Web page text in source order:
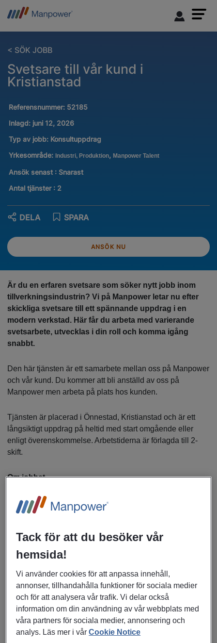
< SÖK JOBB
Svetsare till vår kund i
Kristianstad
Referensnummer: 52185
Inlagd: juni 12, 2026
Typ av jobb: Konsultuppdrag
Yrkesområde: Industri, Produktion, Manpower Talent
Ansök senast : Snarast
Antal tjänster : 2
ANSÖK NU
SPARA
DELA
Är du en erfaren svetsare som söker nytt jobb inom
tillverkningsindustrin? Vi på Manpower letar nu efter
skickliga svetsare till ett spännande uppdrag i en
modern verkstad. Här får du arbeta med varierande
svetsarbete, utvecklas i din roll och komma igång
snabbt.
Den här tjänsten är ett samarbete mellan oss på Manpower
och vår kund. Du kommer att bli anställd av oss på
Manpower men arbeta på plats hos kunden.
Tjänsten är placerad i Önnestad, Kristianstad och är ett
långsiktigt uppdrag på heltid med start omgående eller
enligt överenskommelse. Arbetstiderna är förlagda till 2-
skift.
Om jobbet
I rollen som svetsare blir du en viktig del av produktionen
hos vår kund inom tillverkningsindustrin. Du arbetar med
noggrannhet, kvalitet och teknisk förståelse står i fokus.
Här får du använda din kompetens i ett varierat arbete och
utvecklas vidare inom svetsning.
Arbetsuppgifter
Manuell svetsning (MIG/MAG)
Arbete med och övervakning av robotsvets
Ritningsläsning och arbete efter tekniska underlag
Tack för att du besöker vår
hemsida!
Vi använder cookies för att anpassa innehåll,
annonser, tillhandahålla funktioner för sociala medier
och för att analysera vår trafik. Vi delar också
information om din användning av vår webbplats med
våra partners för sociala medier, annonsering och
analys. Läs mer i vårCookie Notice